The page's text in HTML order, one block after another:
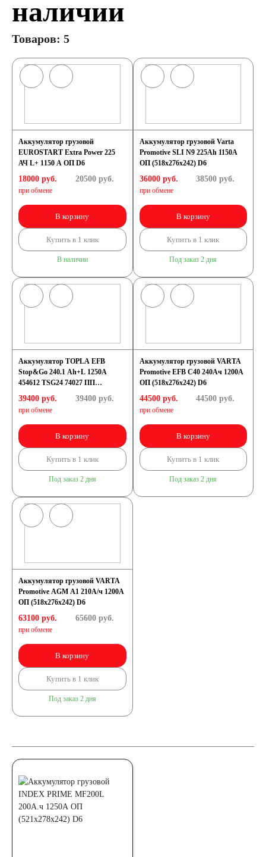
наличии
Товаров: 5
Аккумулятор грузовой
EUROSTART Extra Power 225
АЧ L+ 1150 A ОП D6
18000 руб.
при обмене
20500руб.
В корзину
Купить в 1 клик
В наличии
Аккумулятор грузовой Varta
Promotive SLI N9 225Ah 1150A
ОП (518x276x242) D6
36000 руб.
при обмене
38500 руб.
В корзину
Купить в 1 клик
Под заказ 2 дня
Аккумулятор TOPLA EFB
Stop&Go 240.1 Ah+L 1250А
454612 TSG24 74027 ПП
(518x276x242) D6
39400 руб.
при обмене
39400руб.
В корзину
Купить в 1 клик
Под заказ 2 дня
Аккумулятор грузовой VARTA
Promotive EFB C40 240Ач 1200А
ОП (518x276x242) D6
44500 руб.
при обмене
44500 руб.
В корзину
Купить в 1 клик
Под заказ 2 дня
Аккумулятор грузовой VARTA
Promotive AGM A1 210А/ч 1200А
ОП (518х276х242) D6
63100 руб.
при обмене
65600руб.
В корзину
Купить в 1 клик
Под заказ 2 дня